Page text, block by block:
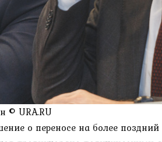
© URA.RU
о переносе на более